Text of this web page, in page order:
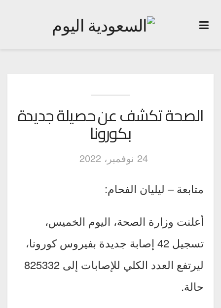
الصحة تكشف عن حصيلة جديدة
بكورونا
24 نوفمبر، 2022
متابعة – ليليان الفحام:
أعلنت وزارة الصحة، اليوم الخميس،
تسجيل 42 إصابة جديدة بفيروس كورونا،
ليرتفع العدد الكلي للإصابات إلى 825332
حالة.